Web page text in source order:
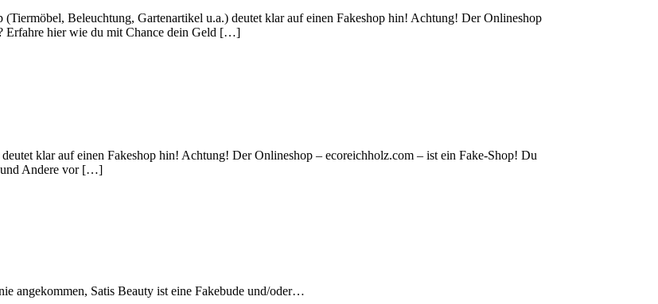
Beleuchtung, Gartenartikel u.a.) deutet klar auf einen Fakeshop hin! Achtung! Der Onlineshop
Erfahre hier wie du mit Chance dein Geld […]
klar auf einen Fakeshop hin! Achtung! Der Onlineshop – ecoreichholz.com – ist ein Fake-Shop! Du
und Andere vor […]
angekommen, Satis Beauty ist eine Fakebude und/oder…